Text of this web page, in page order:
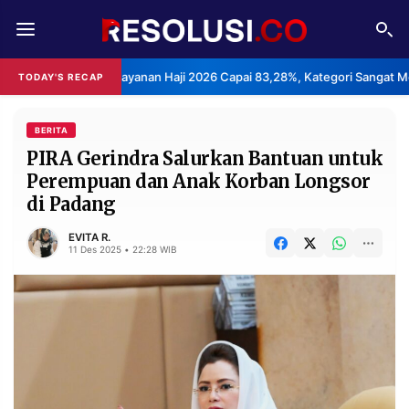
TODAY'S RECAP
Layanan Haji 2026 Capai 83,28%, Kategori Sangat Memuaskan.
REDAKSI TENTANG
RESOLUSI IKLAN
RUBRIKASI
EDITORIAL
FINANSIA PERSONA
DAERAH NASIONAL
BERITA
PIRA Gerindra Salurkan Bantuan untuk
Perempuan dan Anak Korban Longsor
di Padang
EVITA R.
11 Des 2025 • 22:28 WIB